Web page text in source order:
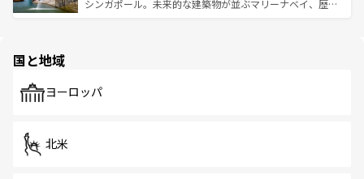
うな絶景から文化的な体験まで、香港を存分に楽しみ尽く
シンガポール。未来的な建築物が並ぶマリーナベイ、歴史
で、ホーカーズは地元の風情を楽しめる外せないスポット
国と地域
ヨーロッパ
北米